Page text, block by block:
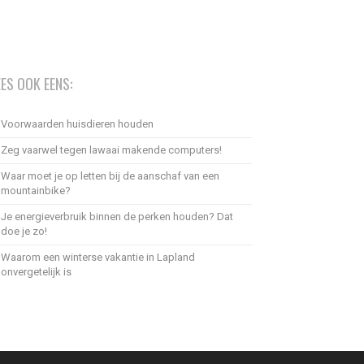
OOK EENS:
Voorwaarden huisdieren houden
Zeg vaarwel tegen lawaai makende computers!
Waar moet je op letten bij de aanschaf van een
mountainbike?
Je energieverbruik binnen de perken houden? Dat
doe je zo!
Waarom een winterse vakantie in Lapland
onvergetelijk is